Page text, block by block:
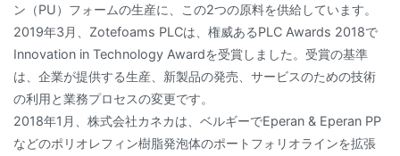
ン（PU）フォームの生産に、この2つの原料を供給しています。
2019年3月、Zotefoams PLCは、権威あるPLC Awards 2018で
Innovation in Technology Awardを受賞しました。受賞の基準
は、企業が提供する生産、新製品の発売、サービスのための技術
の利用と業務プロセスの変更です。
2018年1月、株式会社カネカは、ベルギーでEperan & Eperan PP
などのポリオレフィン樹脂発泡体のポートフォリオラインを拡張